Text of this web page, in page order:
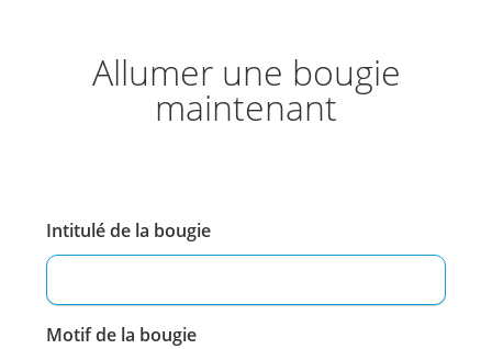
Allumer une bougie
maintenant
Intitulé de la bougie
Motif de la bougie